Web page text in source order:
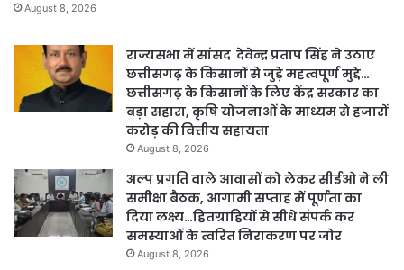
August 8, 2026
राज्यसभा में सांसद देवेन्द्र प्रताप सिंह ने उठाए
छत्तीसगढ़ के किसानों से जुड़े महत्वपूर्ण मुद्दे…
छत्तीसगढ़ के किसानों के लिए केंद्र सरकार का
बड़ा सहारा, कृषि योजनाओं के माध्यम से हजारों
करोड़ की वित्तीय सहायता
August 8, 2026
अल्प प्रगति वाले आवासों को लेकर सीईओ ने ली
समीक्षा बैठक, आगामी सप्ताह में पूर्णता का
दिया लक्ष्य…हितग्राहियों से सीधे संपर्क कर
समस्याओं के त्वरित निराकरण पर जोर
August 8, 2026